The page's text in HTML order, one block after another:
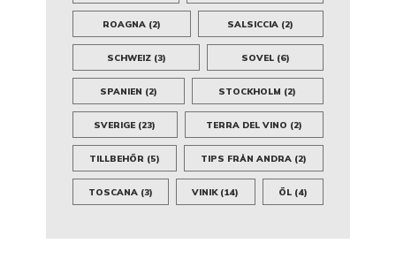
ROAGNA(2) SALSICCIA (2)
SCHWEIZ(3) SOVEL(6)
SPANIEN (2) STOCKHOLM (2)
SVERIGE (23) TERRA DEL VINO (2)
TILLBEHÖR (5) TIPS FRÅN ANDRA (2)
TOSCANA (3) VINIK(14) ÖL(4)